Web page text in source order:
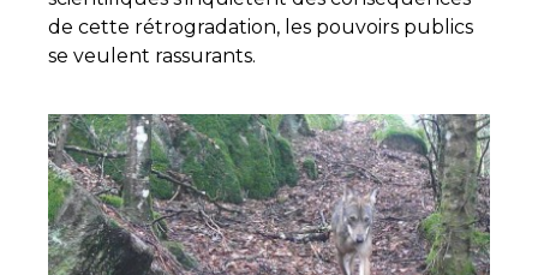
de cette rétrogradation, les pouvoirs publics
se veulent rassurants.